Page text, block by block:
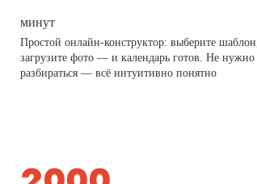
минут
Простой онлайн-конструктор: выберите шаблон,
загрузите фото — и календарь готов. Не нужно
разбираться — всё интуитивно понятно